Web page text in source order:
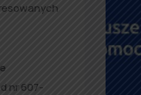
nr 607-